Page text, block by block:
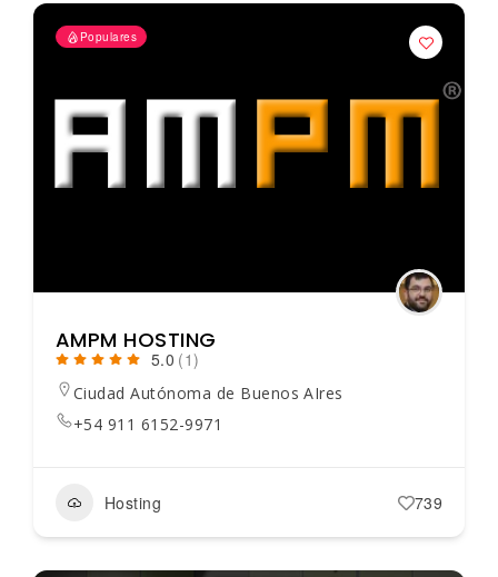
Populares
AMPM HOSTING
5.0 (1)
Ciudad Autónoma de Buenos AIres
+54 911 6152-9971
Hosting 739